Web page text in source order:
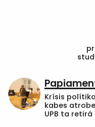
Krísis
kabes
UPB ta retirá